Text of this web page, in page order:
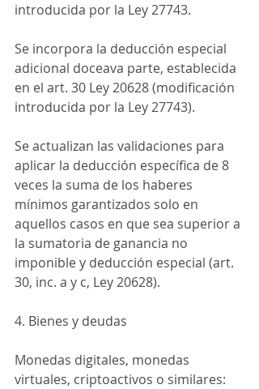
introducida por la Ley 27743.
Se incorpora la deducción especial
adicional doceava parte, establecida
en el art. 30 Ley 20628 (modificación
introducida por la Ley 27743).
Se actualizan las validaciones para
aplicar la deducción específica de 8
veces la suma de los haberes
mínimos garantizados solo en
aquellos casos en que sea superior a
la sumatoria de ganancia no
imponible y deducción especial (art.
30, inc. a y c, Ley 20628).
4. Bienes y deudas
Monedas digitales, monedas
virtuales, criptoactivos o similares: